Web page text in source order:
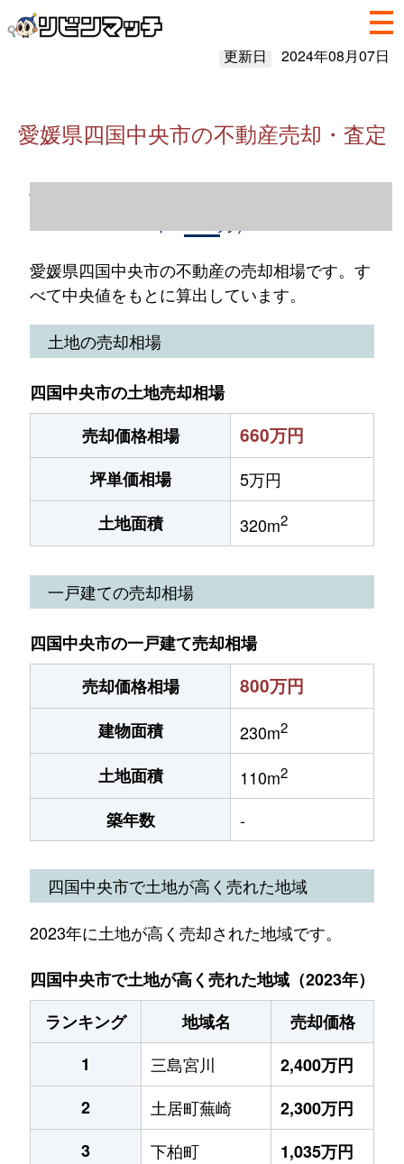
更新日 2024年08月07日
愛媛県四国中央市の不動産売却・査定
愛媛県四国中央市の不動産売却情報（2023
愛媛県四国中央市の不動産の売却相場です。す
べて中央値をもとに算出しています。
土地の売却相場
四国中央市の土地売却相場
売却価格相場
660万円
坪単価相場
5万円
土地面積
320m2
一戸建ての売却相場
四国中央市の一戸建て売却相場
売却価格相場
800万円
建物面積 230m2
土地面積 110m2
築年数 -
四国中央市で土地が高く売れた地域
2023年に土地が高く売却された地域です。
四国中央市で土地が高く売れた地域（2023年）
ランキング
地域名
売却価格
1
三島宮川
2,400万円
2
土居町蕪崎
2,300万円
3
下柏町
1,035万円